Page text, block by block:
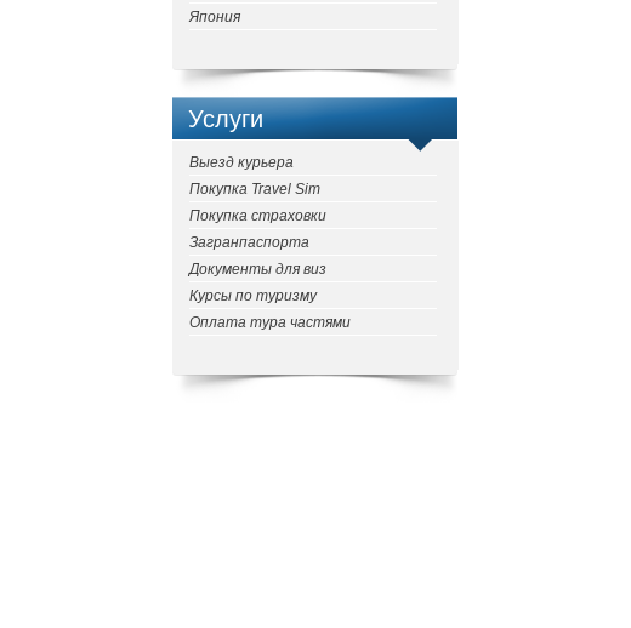
Япония
Услуги
Выезд курьера
Покупка Travel Sim
Покупка страховки
Загранпаспорта
Документы для виз
Курсы по туризму
Оплата тура частями